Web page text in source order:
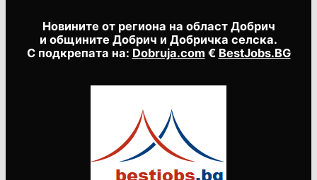
Новините от региона на област Добрич
и общините Добрич и Добричка селска.
С подкрепата на: Dobruja.com € BestJobs.BG